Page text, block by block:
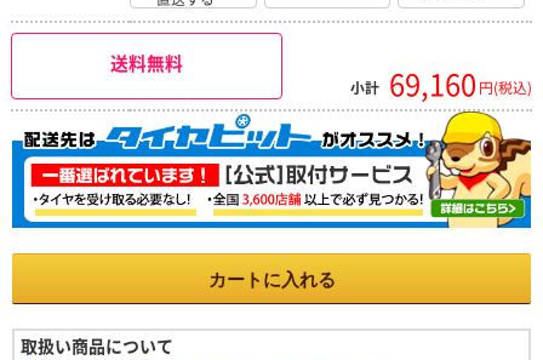
送料無料
小計 69,160 円(税込)
カートに入れる
取扱い商品について